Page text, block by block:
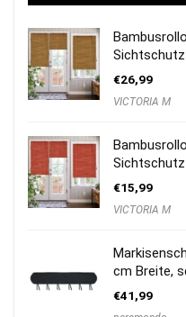
Sichtschutz
€26,99
VICTORIA M
Sichtschutz
€15,99
VICTORIA M
cm Breite,
€41,99